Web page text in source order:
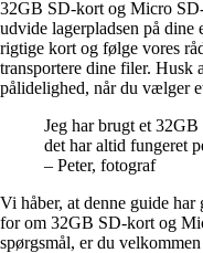
32GB SD-kort og Micro
udvide lagerpladsen på dine
rigtige kort og følge vores
transportere dine filer. Husk
pålidelighed, når du vælger
Jeg har brugt et
det har altid fungeret
– Peter, fotograf
Vi håber, at denne guide
for om 32GB SD-kort og
spørgsmål, er du